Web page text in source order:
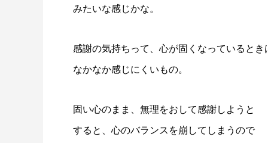
みたいな感じかな。
感謝の気持ちって、心が固くなっているとき
なかなか感じにくいもの。
固い心のまま、無理をおして感謝しようと
すると、心のバランスを崩してしまうので